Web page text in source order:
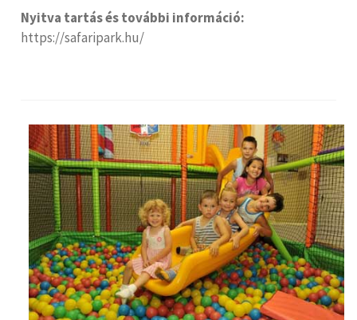
Nyitva tartás és további információ:
https://safaripark.hu/